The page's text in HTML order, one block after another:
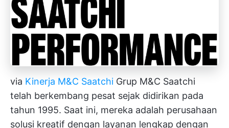
via Kinerja M&C Saatchi Grup M&C Saatchi
telah berkembang pesat sejak didirikan pada
tahun 1995. Saat ini, mereka adalah perusahaan
solusi kreatif dengan layanan lengkap dengan